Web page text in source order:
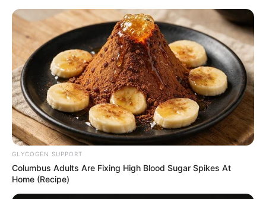
HOME
INSPIRASI
STYLE
FILM &
SERIES
NGAKAK
QUOTES
HYPE
MORE
GLYCOGEN SUPPORT
Columbus Adults Are Fixing High Blood Sugar Spikes At
Home (Recipe)